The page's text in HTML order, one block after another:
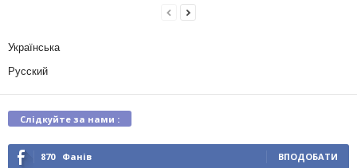
Українська
Русский
Слідкуйте за нами :
870 Фанів ВПОДОБАТИ